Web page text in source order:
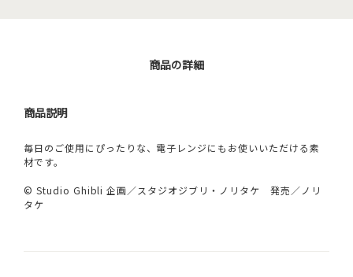
商品の詳細
商品説明
毎日のご使用にぴったりな、電子レンジにもお使いいただける素
材です。
© Studio Ghibli 企画／スタジオジブリ・ノリタケ 発売／ノリ
タケ